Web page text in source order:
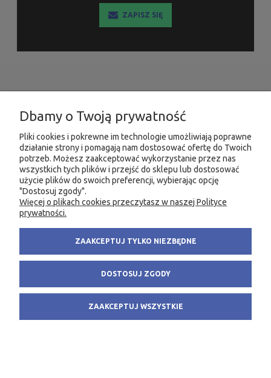
ZAPISZ SIĘ
INFORMACJE
MOJE KONTO
PRODUKTY
KONTAKT
58 305 28 53
+48 735 975 932
info@fachowa.pl
KSIĘGARNIA FACHOWA.PL
ul. Wodnika 44/3
80-299 Gdańsk
NIP: 584-182-39-49
Dbamy o Twoją prywatność
Pliki cookies i pokrewne im technologie umożliwiają poprawne
działanie strony i pomagają nam dostosować ofertę do Twoich
potrzeb. Możesz zaakceptować wykorzystanie przez nas
wszystkich tych plików i przejść do sklepu lub dostosować
użycie plików do swoich preferencji, wybierając opcję
"Dostosuj zgody".
Więcej o plikach cookies przeczytasz w naszej Polityce
prywatności.
ZAAKCEPTUJ TYLKO NIEZBĘDNE
DOSTOSUJ ZGODY
ZAAKCEPTUJ WSZYSTKIE